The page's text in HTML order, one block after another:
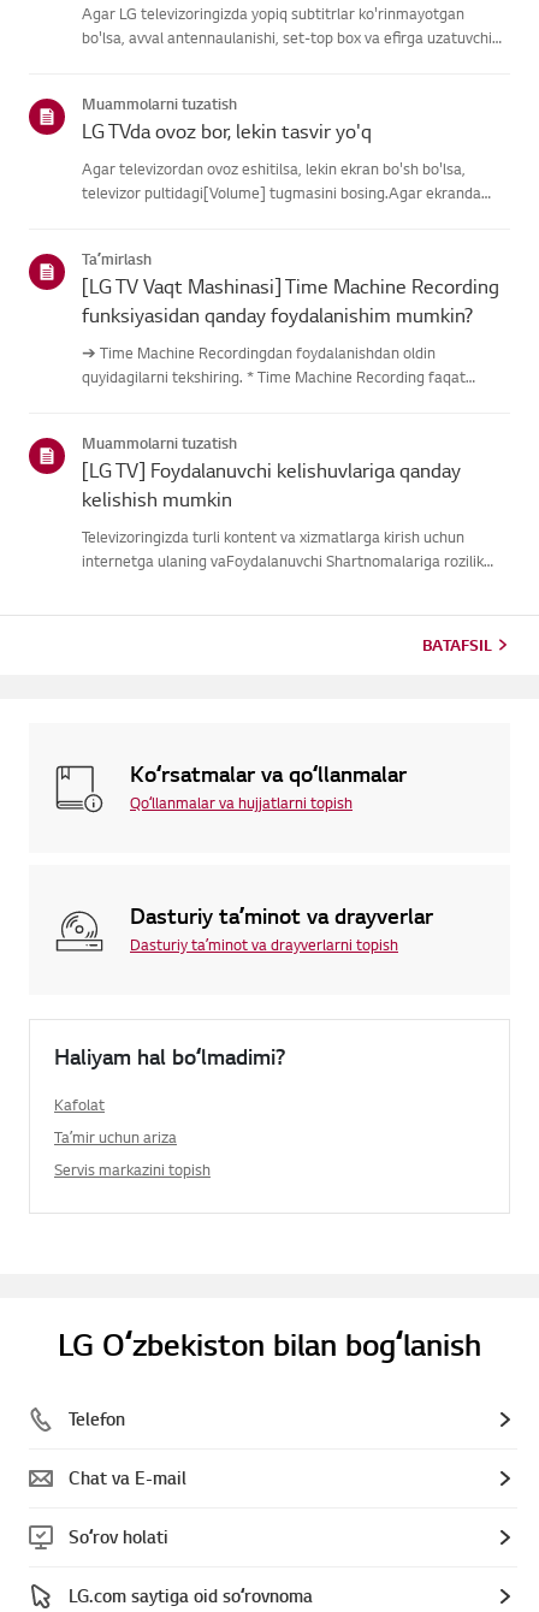
Agar LG televizoringizda yopiq subtitrlar ko'rinmayotgan
bo'lsa, avval antennaulanishi, set-top box va efirga uzatuvchi
Muammolarni tuzatish
LG TVda ovoz bor, lekin tasvir yo'q
Agar televizordan ovoz eshitilsa, lekin ekran bo'sh bo'lsa,
televizor pultidagi[Volume] tugmasini bosing.Agar ekranda
mumkin.Muammo tashqi quril...
Taʼmirlash
[LG TV Vaqt Mashinasi] Time Machine Recording
funksiyasidan qanday foydalanishim mumkin?
➔ Time Machine Recordingdan foydalanishdan oldin
quyidagilarni tekshiring. * Time Machine Recording faqat
qurilmalariga ulangan ...
Muammolarni tuzatish
[LG TV] Foydalanuvchi kelishuvlariga qanday
kelishish mumkin
Televizoringizda turli kontent va xizmatlarga kirish uchun
internetga ulaning vaFoydalanuvchi Shartnomalariga rozilik
BATAFSIL
Koʻrsatmalar va qoʻllanmalar
Qoʻllanmalar va hujjatlarni topish
Dasturiy taʼminot va drayverlar
Dasturiy taʼminot va drayverlarni topish
Haliyam hal boʻlmadimi?
Kafolat
Taʼmir uchun ariza
Servis markazini topish
LG Oʻzbekiston bilan bogʻlanish
Telefon
Chat va E-mail
Soʻrov holati
LG.com saytiga oid soʻrovnoma